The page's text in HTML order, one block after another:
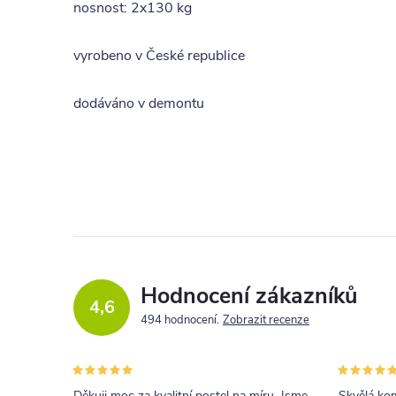
nosnost: 2x130 kg
vyrobeno v České republice
dodáváno v demontu
4,6 Hodnocení zákazníků
494 hodnocení Zobrazit recenze